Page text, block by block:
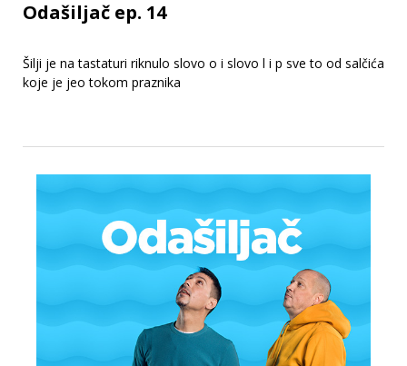
Odašiljač ep. 14
Šilji je na tastaturi riknulo slovo o i slovo l i p sve to od salčića
koje je jeo tokom praznika